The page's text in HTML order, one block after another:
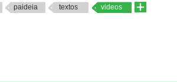
paideia textos videos